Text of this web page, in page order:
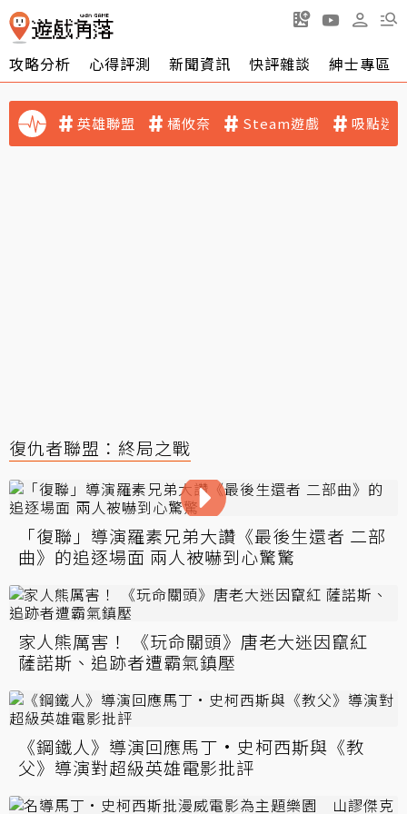
攻略分析 心得評測 新聞資訊 快評雜談 紳士專區
英雄聯盟 橘攸奈 Steam遊戲 吸點迷
復仇者聯盟：終局之戰
「復聯」導演羅素兄弟大讚《最後生還者 二部
曲》的追逐場面 兩人被嚇到心驚驚
家人熊厲害！ 《玩命關頭》唐老大迷因竄紅
薩諾斯、追跡者遭霸氣鎮壓
《鋼鐵人》導演回應馬丁·史柯西斯與《教
父》導演對超級英雄電影批評